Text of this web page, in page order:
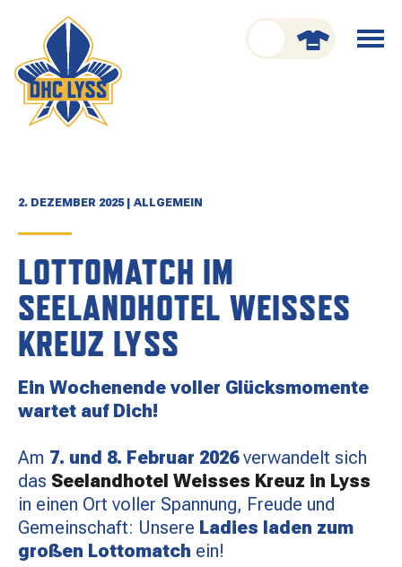
Menü
öffnen
schliessen
CLUB
GESCHICHTE
TEAM
SPIELPLAN
RESULTATE
MATCHBESUCH
AKTUELLES
SPONSOREN
2. DEZEMBER 2025 | ALLGEMEIN
LOTTOMATCH IM
SEELANDHOTEL WEISSES
KREUZ LYSS
Ein Wochenende voller Glücksmomente
wartet auf Dich!
Am 7. und 8. Februar 2026verwandelt sich
das Seelandhotel Weisses Kreuz in Lyss
in einen Ort voller Spannung, Freude und
Gemeinschaft: Unsere Ladies laden zum
großen Lottomatch ein!